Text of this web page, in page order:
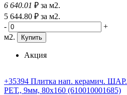
6 640.01 ₽ за м2.
5 644.80 ₽ за м2.
-
+
м2.
Купить
Акция
+35394 Плитка нап. керамич.
РЕТ., 9мм, 80x160 (610010001685)